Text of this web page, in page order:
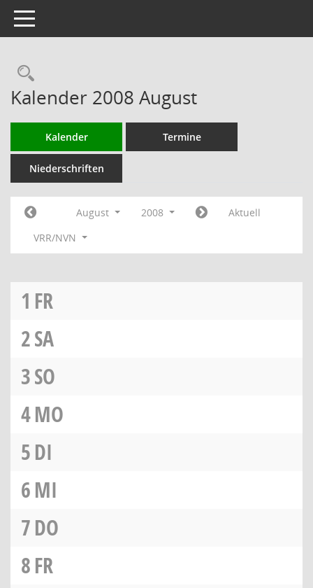
Toggle navigation
Rechercheauswahl
Kalender 2008 August
Kalender Termine
Niederschriften
August 2008
Aktuell
VRR/NVN
1 FR
2SA
3SO
4MO
5DI
6MI
7DO
8FR